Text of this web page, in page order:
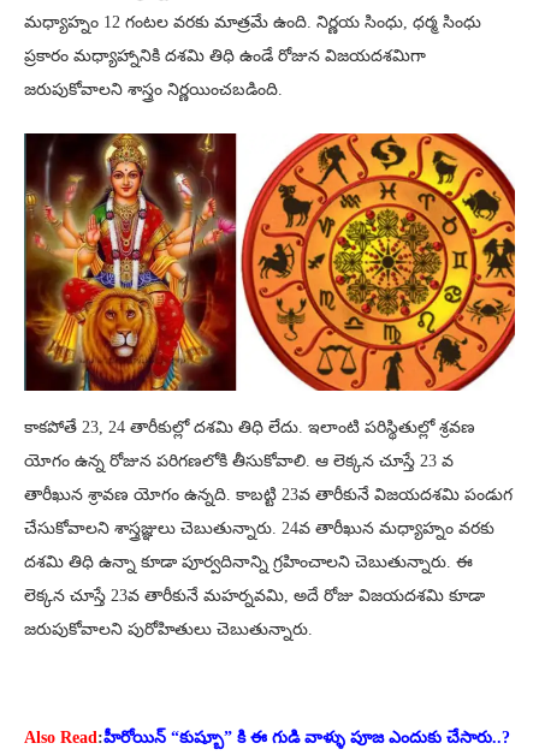
మధ్యాహ్నం 12 గంటల వరకు మాత్రమే ఉంది. నిర్ణయ సింధు, ధర్మ సింధు
ప్రకారం మధ్యాహ్నానికి దశమి తిధి ఉండే రోజున విజయదశమిగా
జరుపుకోవాలని శాస్త్రం నిర్ణయించబడింది.
కాకపోతే 23, 24 తారీకుల్లో దశమి తిధి లేదు. ఇలాంటి పరిస్థితుల్లో శ్రవణ
యోగం ఉన్న రోజున పరిగణలోకి తీసుకోవాలి. ఆ లెక్కన చూస్తే 23 వ
తారీఖున శ్రావణ యోగం ఉన్నది. కాబట్టి 23వ తారీకునే విజయదశమి పండుగ
చేసుకోవాలని శాస్త్రజ్ఞులు చెబుతున్నారు. 24వ తారీఖున మధ్యాహ్నం వరకు
దశమి తిధి ఉన్నా కూడా పూర్వదినాన్ని గ్రహించాలని చెబుతున్నారు. ఈ
లెక్కన చూస్తే 23వ తారీకునే మహర్నవమి, అదే రోజు విజయదశమి కూడా
జరుపుకోవాలని పురోహితులు చెబుతున్నారు.
Also Read:హీరోయిన్ “కుష్బూ” కి ఈ గుడి వాళ్ళు పూజ ఎందుకు చేసారు..?